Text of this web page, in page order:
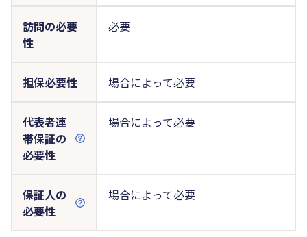
訪問の必要
性
必要
担保必要性 場合によって必要
代表者連
帯保証の
必要性
場合によって必要
保証人の
必要性
場合によって必要